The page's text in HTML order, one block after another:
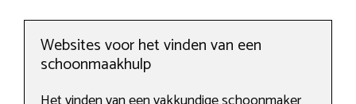
Websites voor het vinden van een
schoonmaakhulp